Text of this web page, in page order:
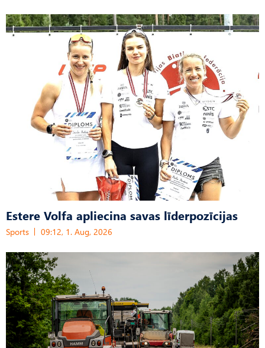
Estere Volfa apliecina savas līderpozīcijas
Sports 09:12, 1. Aug, 2026